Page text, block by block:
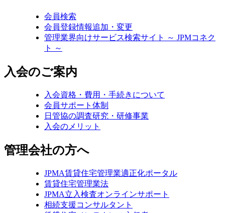
会員検索
会員登録情報追加・変更
管理業界向けサービス検索サイト ～ JPMコネク
ト ～
入会のご案内
入会資格・費用・手続きについて
会員サポート体制
日管協の調査研究・研修事業
入会のメリット
管理会社の方へ
JPMA賃貸住宅管理業適正化ポータル
賃貸住宅管理業法
JPMA立入検査オンラインサポート
相続支援コンサルタント